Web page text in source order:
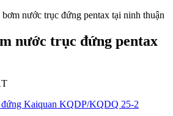
bơm nước trục đứng pentax tại ninh thuận
nước trục đứng pentax